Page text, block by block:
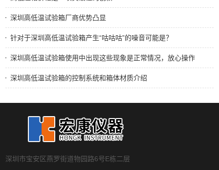
深圳高低温试验箱厂商优势凸显
针对于深圳高低温试验箱产生“咕咕咕”的噪音可能是？
深圳高低温试验箱使用中出现这些现象是正常情况，放心操作
深圳高低温试验箱的控制系统和箱体材质介绍
深圳市宝安区燕罗街道物园路6号E栋二层